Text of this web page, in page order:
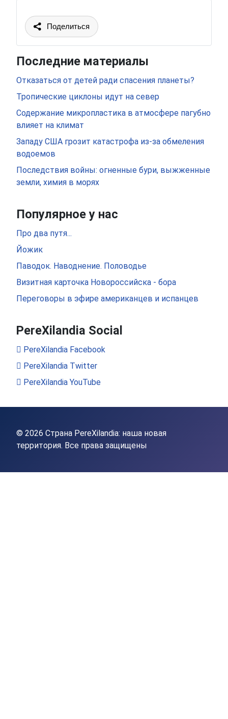
Поделиться
Последние материалы
Отказаться от детей ради спасения планеты?
Тропические циклоны идут на север
Содержание микропластика в атмосфере пагубно
влияет на климат
Западу США грозит катастрофа из-за обмеления
водоемов
Последствия войны: огненные бури, выжженные
земли, химия в морях
Популярное у нас
Про два путя...
Йожик
Паводок. Наводнение. Половодье
Визитная карточка Новороссийска - бора
Переговоры в эфире американцев и испанцев
PereXilandia Social
PereXilandia Facebook
PereXilandia Twitter
PereXilandia YouTube
© 2026 Страна PereXilandia: наша новая
территория. Все права защищены